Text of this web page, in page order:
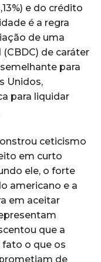
e do crédito
é a regra
de uma
de caráter
para
Unidos,
para liquidar
ceticismo
em curto
ele, o forte
americano e a
em aceitar
que a
o que os
de